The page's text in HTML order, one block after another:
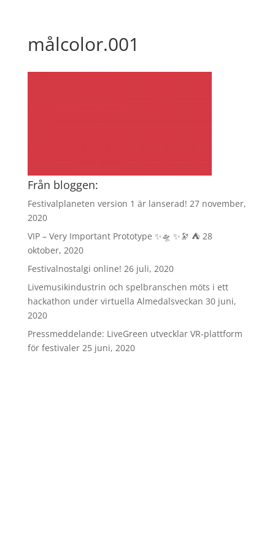
målcolor.001
Från bloggen:
Festivalplaneten version 1 är lanserad! 27 november,
2020
VIP – Very Important Prototype ✨🛸 ✨🔭 ⛺️ 28
oktober, 2020
Festivalnostalgi online! 26 juli, 2020
Livemusikindustrin och spelbranschen möts i ett
hackathon under virtuella Almedalsveckan 30 juni,
2020
Pressmeddelande: LiveGreen utvecklar VR-plattform
för festivaler 25 juni, 2020